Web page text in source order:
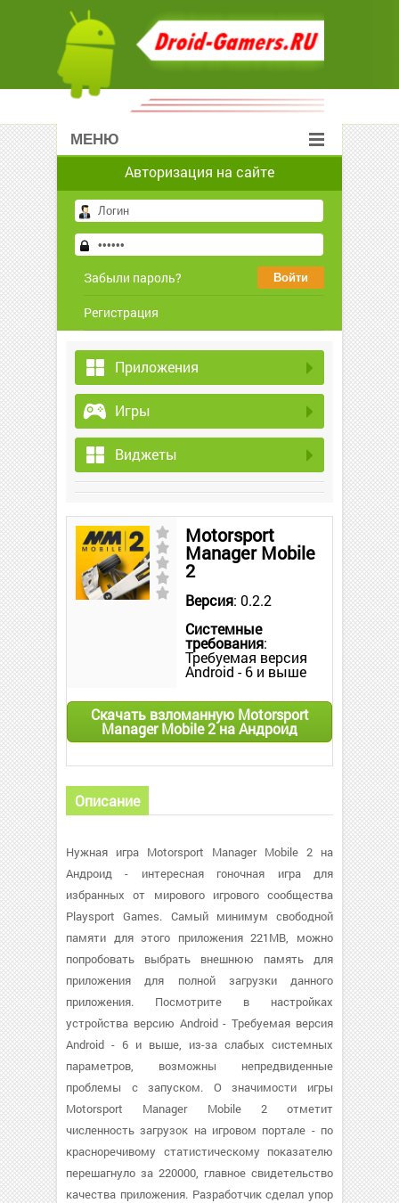
МЕНЮ
Авторизация на сайте
Забыли пароль?
Регистрация
Приложения
Игры
Виджеты
Motorsport
Manager Mobile
2
Версия: 0.2.2
Системные
требования:
Требуемая версия
Android - 6 и выше
Скачать взломанную Motorsport
Manager Mobile 2 на Андроид
Описание
Нужная игра Motorsport Manager Mobile 2 на
Андроид - интересная гоночная игра для
избранных от мирового игрового сообщества
Playsport Games. Самый минимум свободной
памяти для этого приложения 221MB, можно
попробовать выбрать внешнюю память для
приложения для полной загрузки данного
приложения. Посмотрите в настройках
устройства версию Android - Требуемая версия
Android - 6 и выше, из-за слабых системных
параметров, возможны непредвиденные
проблемы с запуском. О значимости игры
Motorsport Manager Mobile 2 отметит
численность загрузок на игровом портале - по
красноречивому статистическому показателю
перешагнуло за 220000, главное свидетельство
качества приложения. Разработчик сделал упор